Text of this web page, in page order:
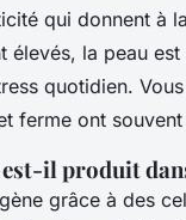
qui donnent à
élevés, la peau
quotidien.
ferme ont
il produit
grâce à des